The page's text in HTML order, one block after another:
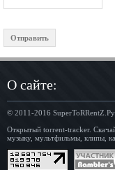
О сайте:
© 2011-2016 SuperToRRentZ.Ру
Открытый torrent-tracker.
музыку, мультфильмы, клипы,